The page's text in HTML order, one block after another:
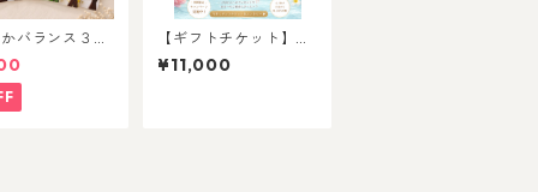
バランス３本
ット
【ギフトチケット】O
ganic Healing SPA 瑠
璃色の地球 美脚ケア
¥11,000